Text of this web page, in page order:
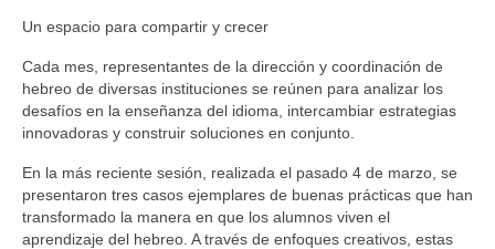
Un espacio para compartir y crecer
Cada mes, representantes de la dirección y coordinación de
hebreo de diversas instituciones se reúnen para analizar los
desafíos en la enseñanza del idioma, intercambiar estrategias
innovadoras y construir soluciones en conjunto.
En la más reciente sesión, realizada el pasado 4 de marzo, se
presentaron tres casos ejemplares de buenas prácticas que han
transformado la manera en que los alumnos viven el
aprendizaje del hebreo. A través de enfoques creativos, estas